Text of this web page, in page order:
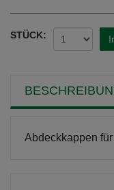
STÜCK:
Abdeckkappen